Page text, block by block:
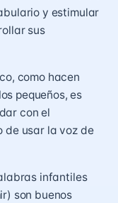
y estimular
sus
como hacen
pequeños, es
con el
de usar la voz de
infantiles
son buenos